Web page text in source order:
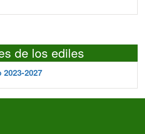
de los ediles
2027